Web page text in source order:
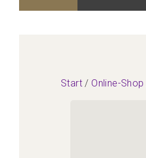
Start / Online-Shop